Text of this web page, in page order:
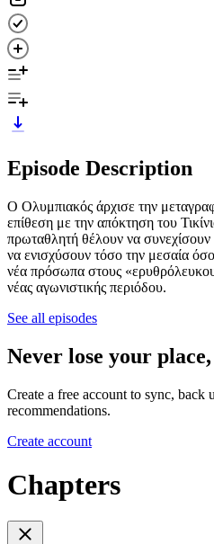
Episode Description
Ο Ολυμπιακός άρχισε την
επίθεση με την απόκτηση του
πρωταθλητή θέλουν να
να ενισχύσουν τόσο την μεσαία
νέα πρόσωπα στους
νέας αγωνιστικής περιόδου.
See all episodes
Never lose your
Create a free account to sync, back
recommendations.
Create account
Chapters